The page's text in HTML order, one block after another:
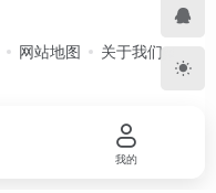
网站地图 关于我们
我的